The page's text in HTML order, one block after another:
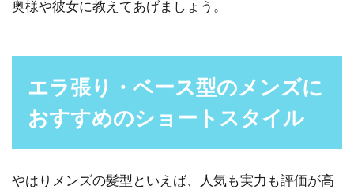
奥様や彼女に教えてあげましょう。
エラ張り・ベース型のメンズに
おすすめのショートスタイル
やはりメンズの髪型といえば、人気も実力も評価が高